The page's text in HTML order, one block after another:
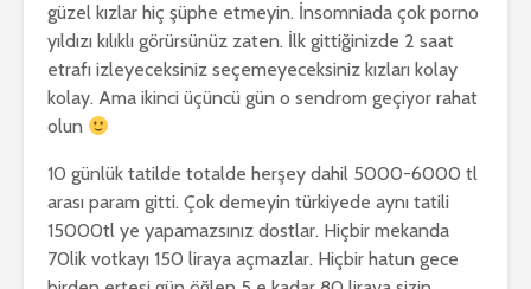
güzel kızlar hiç şüphe etmeyin. İnsomniada çok porno
yıldızı kılıklı görürsünüz zaten. İlk gittiğinizde 2 saat
etrafı izleyeceksiniz seçemeyeceksiniz kızları kolay
kolay. Ama ikinci üçüncü gün o sendrom geçiyor rahat
olun
10 günlük tatilde totalde herşey dahil 5000-6000 tl
arası param gitti. Çok demeyin türkiyede aynı tatili
15000tl ye yapamazsınız dostlar. Hiçbir mekanda
70lik votkayı 150 liraya açmazlar. Hiçbir hatun gece